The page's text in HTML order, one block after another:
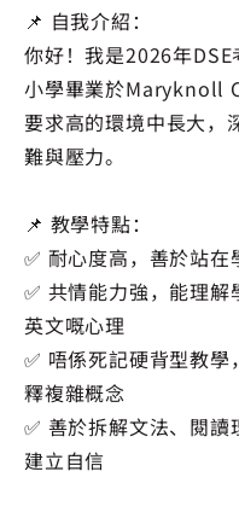
📌 自我介紹：
你好！我是2026年DSE
小學畢業於Maryknoll
要求高的環境中長大，
難與壓力。
📌 教學特點：
✅ 耐心度高，善於站在
✅ 共情能力強，能理
英文嘅心理
✅ 唔係死記硬背型教
釋複雜概念
✅ 善於拆解文法、閱
建立自信